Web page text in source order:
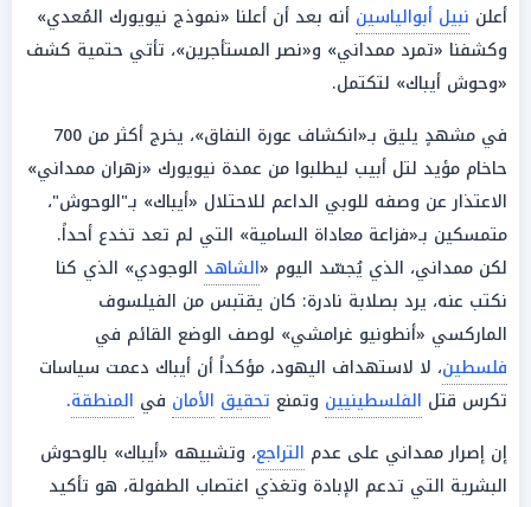
أعلن نبيل أبوالياسين أنه بعد أن أعلنا «نموذج نيويورك المُعدي»
وكشفنا «تمرد ممداني» و«نصر المستأجرين»، تأتي حتمية كشف
«وحوش أيباك» لتكتمل.
في مشهدٍ يليق بـ«انكشاف عورة النفاق»، يخرج أكثر من 700
حاخام مؤيد لتل أبيب ليطلبوا من عمدة نيويورك «زهران ممداني»
الاعتذار عن وصفه للوبي الداعم للاحتلال «أيباك» بـ"الوحوش"،
متمسكين بـ«فزاعة معاداة السامية» التي لم تعد تخدع أحداً.
لكن ممداني، الذي يُجسّد اليوم «الشاهد الوجودي» الذي كنا
نكتب عنه، يرد بصلابة نادرة: كان يقتبس من الفيلسوف
الماركسي «أنطونيو غرامشي» لوصف الوضع القائم في
فلسطين، لا لاستهداف اليهود، مؤكداً أن أيباك دعمت سياسات
تكرس قتل الفلسطينيين وتمنع تحقيق الأمان في المنطقة.
إن إصرار ممداني على عدم التراجع، وتشبيهه «أيباك» بالوحوش
البشرية التي تدعم الإبادة وتغذي اغتصاب الطفولة، هو تأكيد